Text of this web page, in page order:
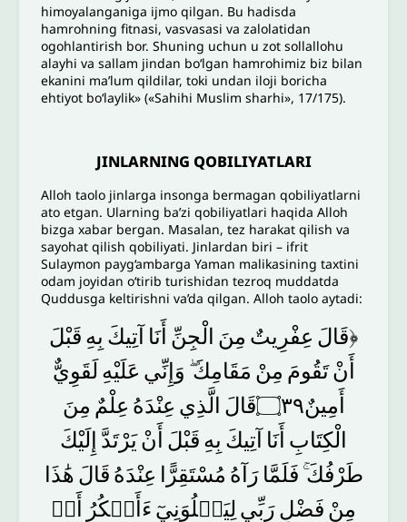
himoyalanganiga ijmo qilgan. Bu hadisda
hamrohning fitnasi, vasvasasi va zalolatidan
ogohlantirish bor. Shuning uchun u zot sollallohu
alayhi va sallam jindan boʻlgan hamrohimiz biz bilan
ekanini ma’lum qildilar, toki undan iloji boricha
ehtiyot bo‘laylik» («Sahihi Muslim sharhi», 17/175).
JINLARNING QOBILIYATLARI
Alloh taolo jinlarga insonga bermagan qobiliyatlarni
ato etgan. Ularning ba’zi qobiliyatlari haqida Alloh
bizga xabar bergan. Masalan, tez harakat qilish va
sayohat qilish qobiliyati. Jinlardan biri – ifrit
Sulaymon payg‘ambarga Yaman malikasining taxtini
odam joyidan oʻtirib turishidan tezroq muddatda
Quddusga keltirishni va’da qilgan. Alloh taolo aytadi:
﴿قَالَ عِفْرِيتٌ مِنَ الْجِنِّ أَنَا آتِيكَ بِهِ قَبْلَ
أَنْ تَقُومَ مِنْ مَقَامِكَ وَإِنِّي عَلَيْهِ لَقَوِيٌّ
أَمِينٌ۝٣٩قَالَ
الَّذِي عِنْدَهُ عِلْمٌ مِنَ
الْكِتَابِ أَنَا آتِيكَ بِهِ قَبْلَ أَنْيَرْتَدَّ إِلَيْكَ
طَرْفُكَ فَلَمَّا رَآهُ مُسْتَقِرًّا عِنْدَهُ قَالَ هَٰذَا
مِنْ فَضْلِرَبِّي لِيَبۡلُوَنِيٓ ءَأَشۡكُرُ
أَمۡ